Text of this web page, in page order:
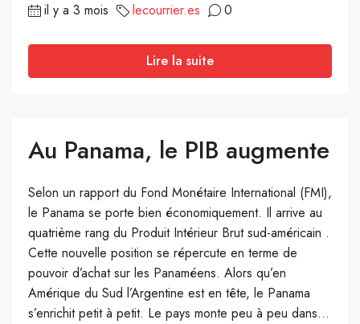
il y a 3 mois lecourrier.es 0
Lire la suite
Au Panama, le PIB augmente
Selon un rapport du Fond Monétaire International (FMI),
le Panama se porte bien économiquement. Il arrive au
quatrième rang du Produit Intérieur Brut sud-américain .
Cette nouvelle position se répercute en terme de
pouvoir d’achat sur les Panaméens. Alors qu’en
Amérique du Sud l’Argentine est en tête, le Panama
s’enrichit petit à petit. Le pays monte peu à peu dans...